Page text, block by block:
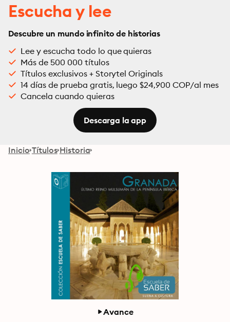
Escucha y lee
Descubre un mundo infinito de historias
Lee y escucha todo lo que quieras
Más de 500 000 títulos
Títulos exclusivos + Storytel Originals
14 días de prueba gratis, luego $24,900 COP/al mes
Cancela cuando quieras
Descarga la app
Inicio Títulos Historia
Avance